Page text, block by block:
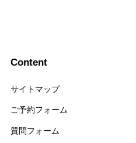
Content
サイトマップ
ご予約フォーム
質問フォーム